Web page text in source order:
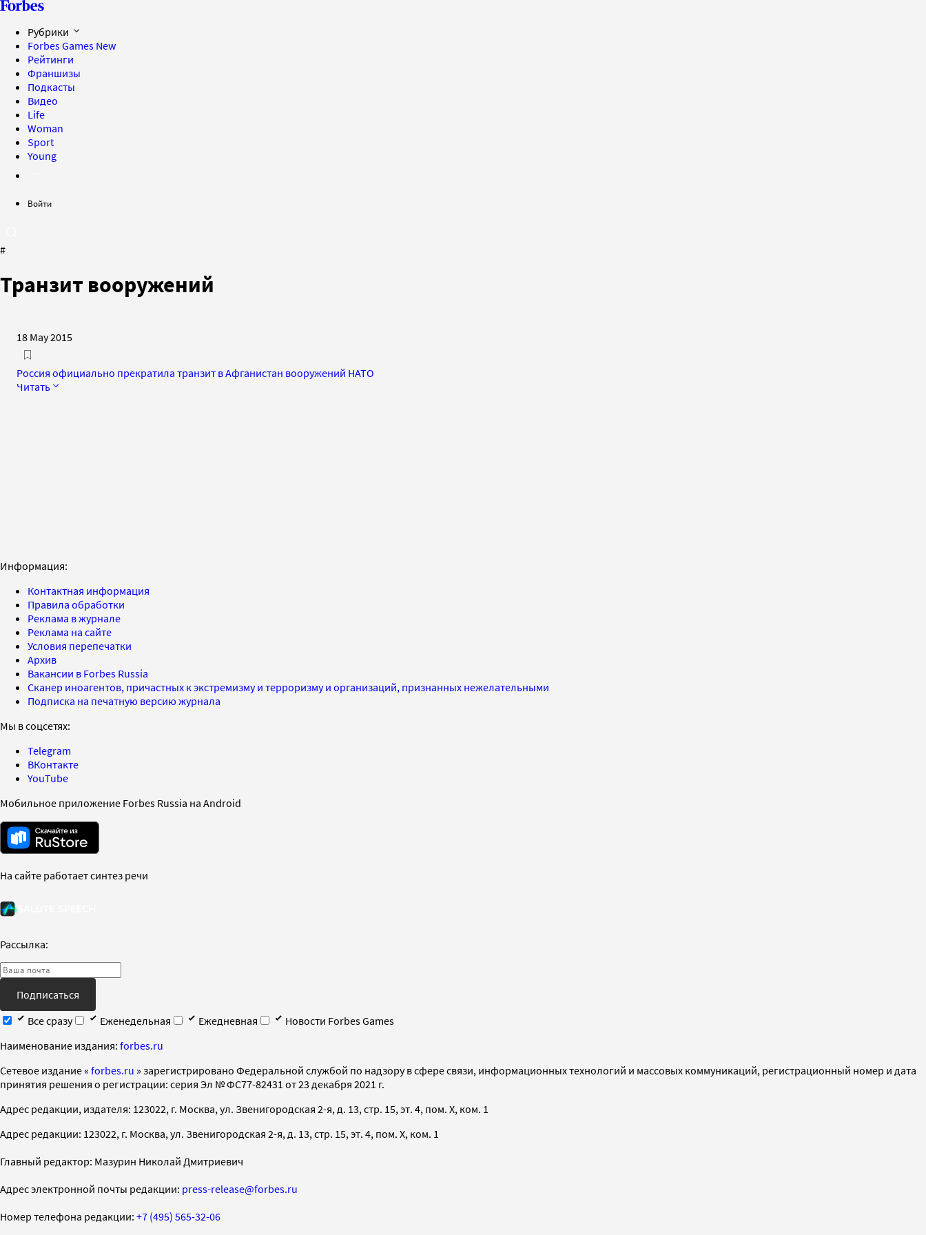
Рубрики
Forbes Games New
Рейтинги
Франшизы
Подкасты
Видео
Life
Woman
Sport
Young
Войти
#
Транзит вооружений
18 May 2015
Россия официально прекратила транзит в Афганистан вооружений НАТО
Читать
Информация:
Контактная информация
Правила обработки
Реклама в журнале
Реклама на сайте
Условия перепечатки
Архив
Вакансии в Forbes Russia
Сканер иноагентов, причастных к экстремизму и терроризму и организаций, признанных нежелательными
Подписка на печатную версию журнала
Мы в соцсетях:
Telegram
ВКонтакте
YouTube
Мобильное приложение Forbes Russia на Android
На сайте работает синтез речи
Рассылка:
Подписаться
Все сразу
Еженедельная Ежедневная
Новости Forbes Games
Наименование издания: forbes.ru
Cетевое издание « forbes.ru » зарегистрировано Федеральной службой по надзору в сфере связи, информационных технологий и массовых коммуникаций, регистрационный номер и дата
принятия решения о регистрации: серия Эл № ФС77-82431 от 23 декабря 2021 г.
Адрес редакции, издателя: 123022, г. Москва, ул. Звенигородская 2-я, д. 13, стр. 15, эт. 4, пом. X, ком. 1
Адрес редакции: 123022, г. Москва, ул. Звенигородская 2-я, д. 13, стр. 15, эт. 4, пом. X, ком. 1
Главный редактор: Мазурин Николай Дмитриевич
Адрес электронной почты редакции: press-release@forbes.ru
Номер телефона редакции: +7 (495) 565-32-06